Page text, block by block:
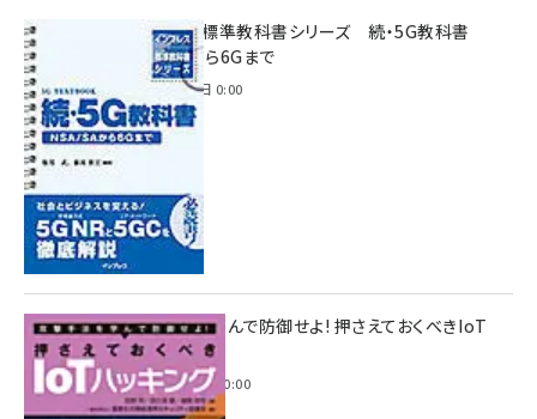
インプレス標準教科書シリーズ 続・5G教科書
NSA/SAから6Gまで
2023年4月3日 0:00
攻撃手法を学んで防御せよ! 押さえておくべきIoT
ハッキング
2022年6月14日 0:00